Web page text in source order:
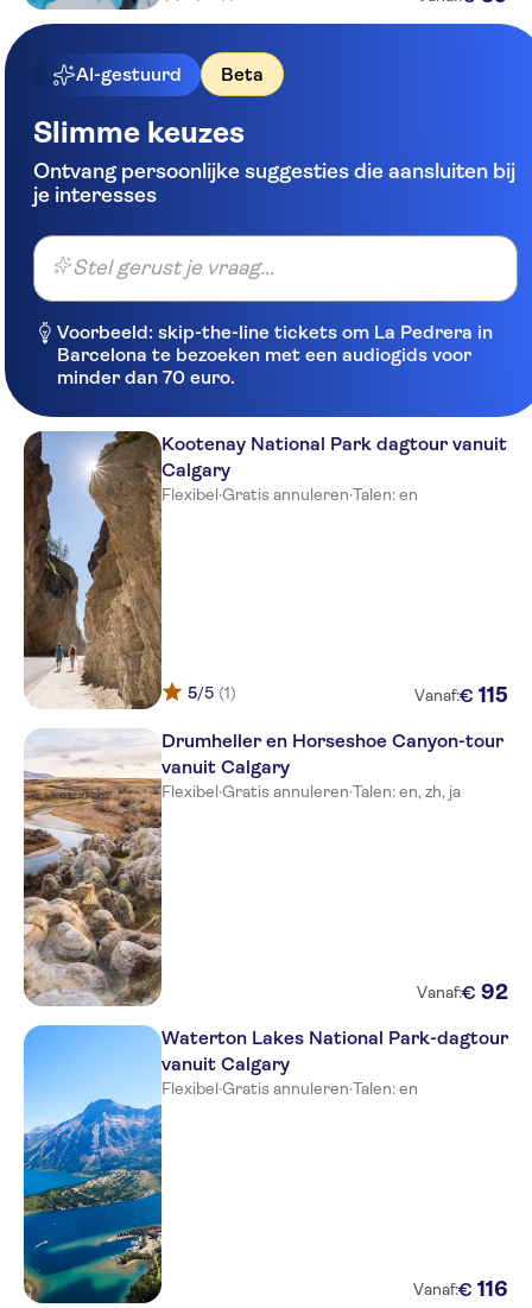
AI-gestuurd Beta
Slimme keuzes
Ontvang persoonlijke suggesties die aansluiten bij
je interesses
Stel gerust je vraag...
Voorbeeld: skip-the-line tickets om La Pedrera in
Barcelona te bezoeken met een audiogids voor
minder dan 70 euro.
Kootenay National Park dagtour vanuit
Calgary
Flexibel·Gratis annuleren·Talen: en
5/5 (1) Vanaf:€ 115
Drumheller en Horseshoe Canyon-tour
vanuit Calgary
Flexibel·Gratis annuleren·Talen: en, zh, ja
Vanaf:€ 92
Waterton Lakes National Park-dagtour
vanuit Calgary
Flexibel·Gratis annuleren·Talen: en
Vanaf:€ 116